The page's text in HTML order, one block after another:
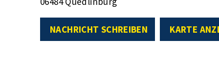
NACHRICHT SCHREIBEN KARTE